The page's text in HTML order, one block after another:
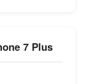
7 Plus